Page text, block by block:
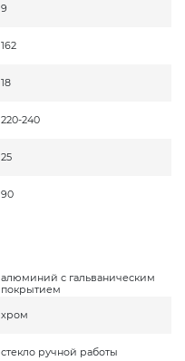
9
162
18
220-240
25
90
алюминий с гальваническим
покрытием
хром
стекло ручной работы